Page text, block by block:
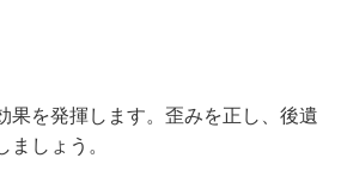
果を発揮します。歪みを正し、後遺
ましょう。